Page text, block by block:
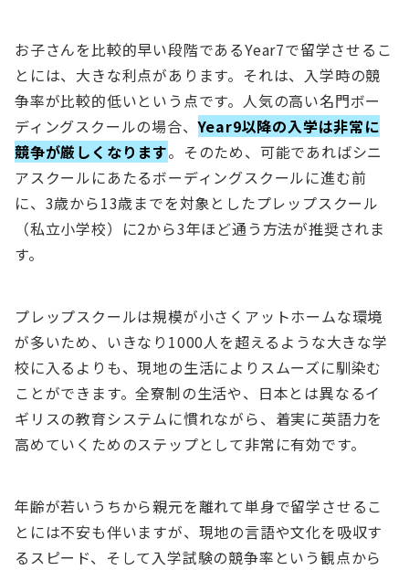
お子さんを比較的早い段階であるYear7で留学させるこ
とには、大きな利点があります。それは、入学時の競
争率が比較的低いという点です。人気の高い名門ボー
ディングスクールの場合、Year9以降の入学は非常に
競争が厳しくなります。そのため、可能であればシニ
アスクールにあたるボーディングスクールに進む前
に、3歳から13歳までを対象としたプレップスクール
（私立小学校）に2から3年ほど通う方法が推奨されま
す。
プレップスクールは規模が小さくアットホームな環境
が多いため、いきなり1000人を超えるような大きな学
校に入るよりも、現地の生活によりスムーズに馴染む
ことができます。全寮制の生活や、日本とは異なるイ
ギリスの教育システムに慣れながら、着実に英語力を
高めていくためのステップとして非常に有効です。
年齢が若いうちから親元を離れて単身で留学させるこ
とには不安も伴いますが、現地の言語や文化を吸収す
るスピード、そして入学試験の競争率という観点から